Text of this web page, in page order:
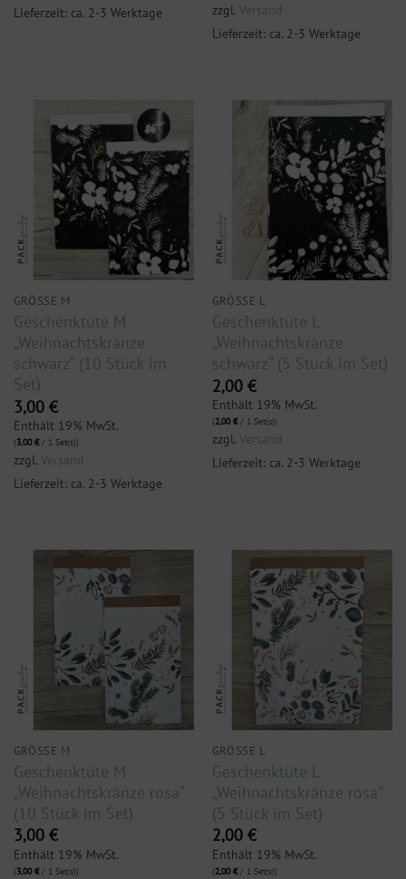
Lieferzeit: ca. 2-3 Werktage
zzgl. Versand
Lieferzeit: ca. 2-3 Werktage
GRÖSSE M
Geschenktüte M
„Weihnachtskränze
schwarz“ (10 Stück im
Set)
3,00 €
Enthält 19% MwSt.
(3,00€/ 1 Set(s))
zzgl. Versand
Lieferzeit: ca. 2-3 Werktage
GRÖSSE L
Geschenktüte L
„Weihnachtskränze
schwarz“ (5 Stück im Set)
2,00 €
Enthält 19% MwSt.
(2,00€/ 1 Set(s))
zzgl. Versand
Lieferzeit: ca. 2-3 Werktage
GRÖSSE M
Geschenktüte M
„Weihnachtskränze rosa“
(10 Stück im Set)
3,00 €
Enthält 19% MwSt.
(3,00€/ 1 Set(s))
GRÖSSE L
Geschenktüte L
„Weihnachtskränze rosa“
(5 Stück im Set)
2,00 €
Enthält 19% MwSt.
(2,00€/ 1 Set(s))